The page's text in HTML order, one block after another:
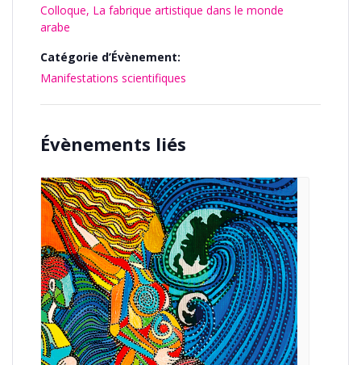
Colloque, La fabrique artistique dans le monde
arabe
Catégorie d’Évènement:
Manifestations scientifiques
Évènements liés